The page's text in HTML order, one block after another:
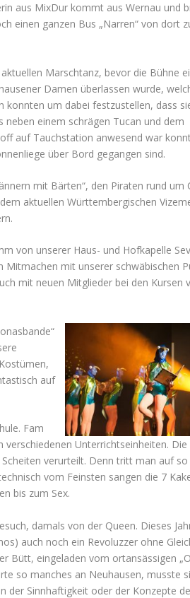
aus MixDur kommt aus Wernau und
einen ganzen Bus „Narren“ von dort
Marschtanz, bevor die Bühne
Damen überlassen wurde,
konnten um dabei festzustellen, dass
neben einem schrägen Tucan und dem
auf Tauchstation anwesend war
über Bord gegangen sind.
mit Bärten“, den Piraten rund um
aktuellen Württembergischen
von unserer Haus- und Hofkapelle
Mitmachen mit unserer schwäbischen
mit neuen Mitglieder bei den Kursen
auf
Fam
verschiedenen Unterrichtseinheiten. Die
verurteilt. Denn tritt man auf so
vom Feinsten sangen die 7
bis zum Sex.
damals von der Queen. Dieses
auch noch ein Revoluzzer ohne
Bütt, eingeladen vom ortansässigen
so manches an Neuhausen, musste
der Sinnhaftigkeit oder der Konzepte